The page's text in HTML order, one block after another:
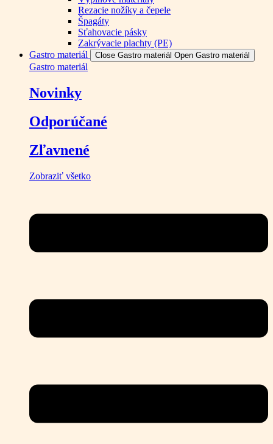
Rezacie nožíky a čepele
Špagáty
Sťahovacie pásky
Zakrývacie plachty (PE)
Gastro materiál
Close Gastro materiál Open Gastro materiál
Gastro materiál
Novinky
Odporúčané
Zľavnené
Zobraziť všetko